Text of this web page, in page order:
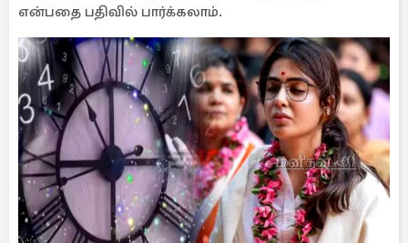
என்பதை பதிவில் பார்க்கலாம்.